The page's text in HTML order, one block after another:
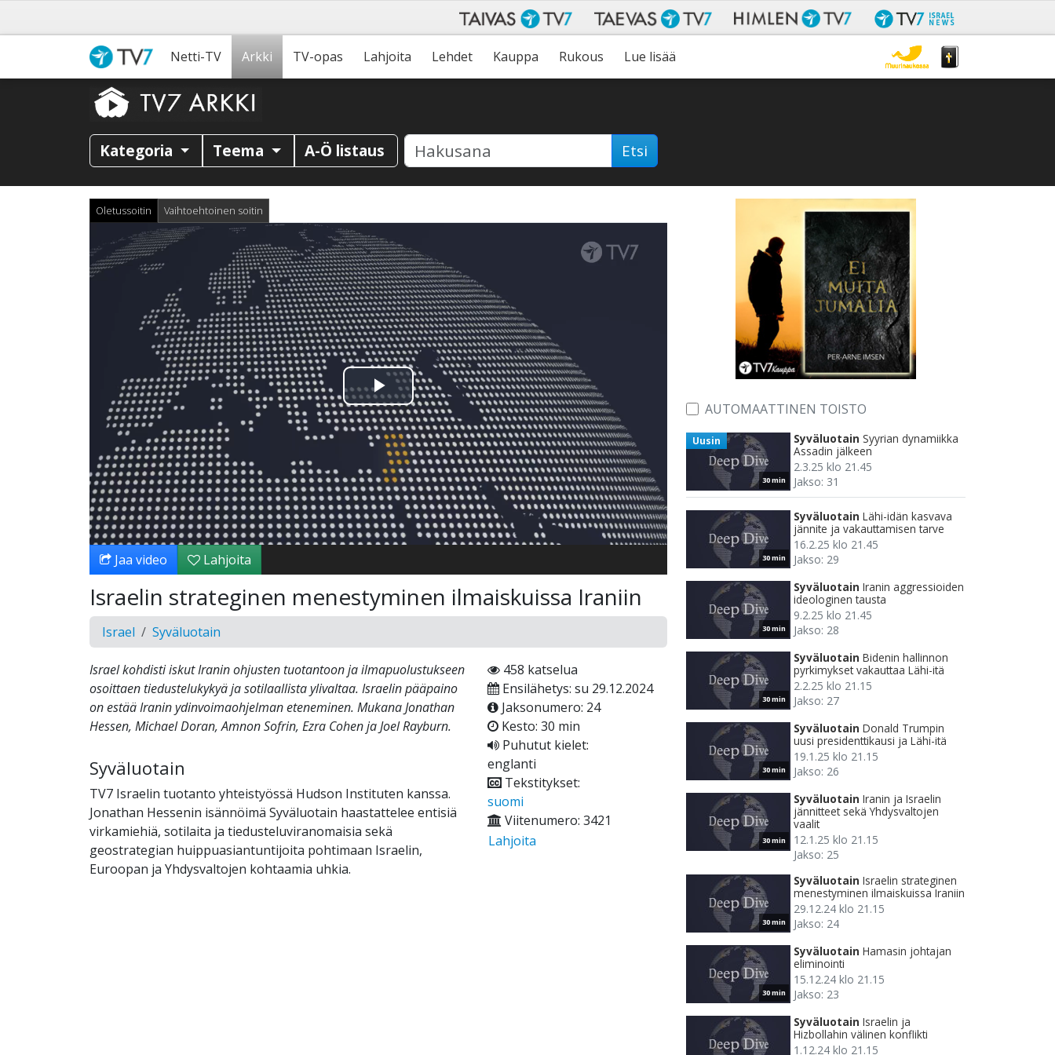
Netti-TV Arkki TV-opas Lahjoita Lehdet Kauppa Rukous Lue lisää
Kategoria Teema A-Ö listaus Etsi
Oletussoitin Vaihtoehtoinen soitin
Toista
Video
Jaa video Lahjoita
Israelin strateginen menestyminen ilmaiskuissa Iraniin
Israel Syväluotain
Israel kohdisti iskut Iranin ohjusten tuotantoon ja ilmapuolustukseen
osoittaen tiedustelukykyä ja sotilaallista ylivaltaa. Israelin pääpaino
on estää Iranin ydinvoimaohjelman eteneminen. Mukana Jonathan
Hessen, Michael Doran, Amnon Sofrin, Ezra Cohen ja Joel Rayburn.
Syväluotain
TV7 Israelin tuotanto yhteistyössä Hudson Instituten kanssa.
Jonathan Hessenin isännöimä Syväluotain haastattelee entisiä
virkamiehiä, sotilaita ja tiedusteluviranomaisia sekä
geostrategian huippuasiantuntijoita pohtimaan Israelin,
Euroopan ja Yhdysvaltojen kohtaamia uhkia.
458 katselua
Ensilähetys: su 29.12.2024
Jaksonumero: 24
Kesto: 30 min
Puhutut kielet:
englanti
Tekstitykset:
suomi
Viitenumero: 3421
Lahjoita
AUTOMAATTINEN TOISTO
30 min
Uusin Syväluotain Syyrian dynamiikka
Assadin jälkeen
2.3.25 klo 21.45
Jakso: 31
30 min
Syväluotain Lähi-idän kasvava
jännite ja vakauttamisen tarve
16.2.25 klo 21.45
Jakso: 29
30 min
Syväluotain Iranin aggressioiden
ideologinen tausta
9.2.25 klo 21.45
Jakso: 28
30 min
Syväluotain Bidenin hallinnon
pyrkimykset vakauttaa Lähi-itä
2.2.25 klo 21.15
Jakso: 27
30 min
Syväluotain Donald Trumpin
uusi presidenttikausi ja Lähi-itä
19.1.25 klo 21.15
Jakso: 26
30 min
Syväluotain Iranin ja Israelin
jännitteet sekä Yhdysvaltojen
vaalit
12.1.25 klo 21.15
Jakso: 25
30 min
Syväluotain Israelin strateginen
menestyminen ilmaiskuissa Iraniin
29.12.24 klo 21.15
Jakso: 24
30 min
Syväluotain Hamasin johtajan
eliminointi
15.12.24 klo 21.15
Jakso: 23
Syväluotain Israelin ja
Hizbollahin välinen konflikti
1.12.24 klo 21.15